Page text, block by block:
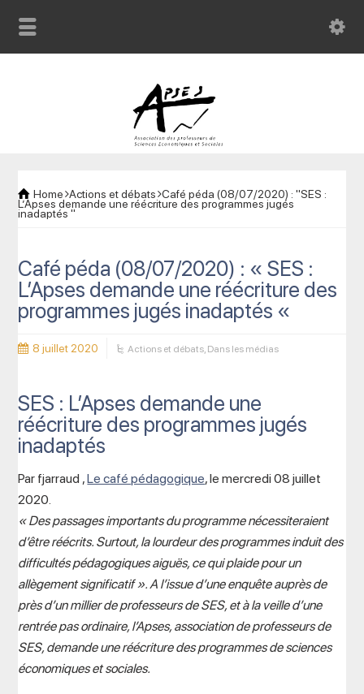
Home Actions et débats Café péda (08/07/2020) : "SES :
L’Apses demande une réécriture des programmes jugés
inadaptés "
Café péda (08/07/2020) : « SES :
L’Apses demande une réécriture des
programmes jugés inadaptés «
8 juillet 2020 Actions et débats, Dans les médias
SES : L’Apses demande une
réécriture des programmes jugés
inadaptés
Par fjarraud ,Le café pédagogique, le mercredi 08 juillet
2020.
« Des passages importants du programme nécessiteraient
d’être réécrits. Surtout, la lourdeur des programmes induit des
difficultés pédagogiques aiguës, ce qui plaide pour un
allègement significatif ». A l’issue d’une enquête auprès de
près d’un millier de professeurs de SES, et à la veille d’une
rentrée pas ordinaire, l’Apses, association de professeurs de
SES, demande une réécriture des programmes de sciences
économiques et sociales.